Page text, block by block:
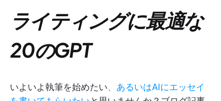
ライティングに最適な
20のGPT
いよいよ執筆を始めたい、あるいはAIにエッセイ